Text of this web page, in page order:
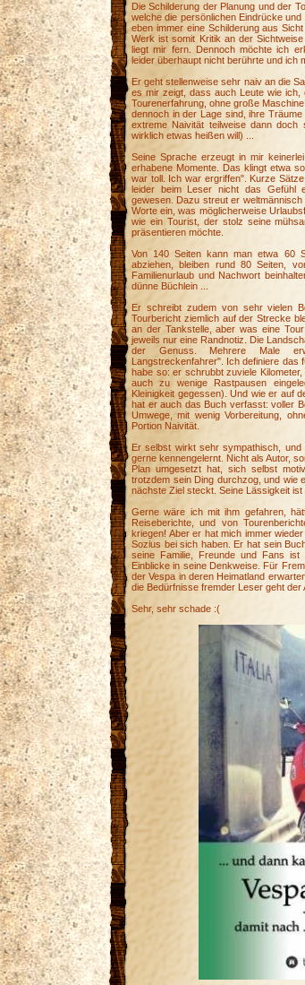
Die Schilderung der Planung und der
welche die persönlichen Eindrücke
eben immer eine Schilderung aus
Werk ist somit Kritik an der
liegt mir fern. Dennoch möchte ich
leider überhaupt nicht berührte und ich
Er geht stellenweise sehr naiv an die
es mir zeigt, dass auch Leute wie ich,
Tourenerfahrung, ohne große
dennoch in der Lage sind, ihre
extreme Naivität teilweise dann
wirklich etwas heißen will) ...
Seine Sprache erzeugt in mir
erhabene Momente. Das klingt etwa
war toll. Ich war ergriffen". Kurze
leider beim Leser nicht das Gefühl
gewesen. Dazu streut er
Worte ein, was möglicherweise
wie ein Tourist, der stolz seine
präsentieren möchte.
Von 140 Seiten kann man etwa 60
abziehen, bleiben rund 80 Seiten,
Familienurlaub und Nachwort
dünne Büchlein ...
Er schreibt zudem von sehr vielen
Tourbericht ziemlich auf der Strecke
an der Tankstelle, aber was eine
jeweils nur eine Randnotiz. Die
der Genuss. Mehrere Male
Langstreckenfahrer". Ich definiere das
habe so: er schrubbt zuviele
auch zu wenige Rastpausen
Kleinigkeit gegessen). Und wie er auf
hat er auch das Buch verfasst: voller
Umwege, mit wenig Vorbereitung,
Portion Naivität.
Er selbst wirkt sehr sympathisch,
gerne kennengelernt. Nicht als Autor,
Plan umgesetzt hat, sich selbst
trotzdem sein Ding durchzog, und wie
nächste Ziel steckt. Seine Lässigkeit
Gerne wäre ich mit ihm gefahren,
Reiseberichte, und von
kriegen! Aber er hat mich immer
Sozius bei sich haben. Er hat sein
seine Familie, Freunde und Fans
Einblicke in seine Denkweise. Für
der Vespa in deren Heimatland
die Bedürfnisse fremder Leser geht der
Sehr, sehr schade :(